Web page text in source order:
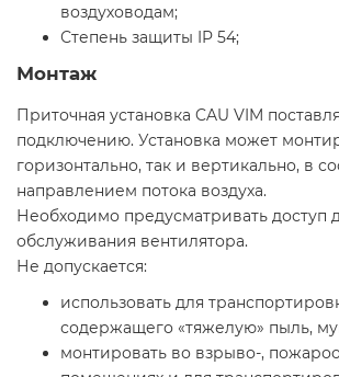
воздуховодам;
Степень защиты IP 54;
Монтаж
Приточная установка CAU VIM
подключению. Установка может
горизонтально, так и вертикально, в
направлением потока воздуха.
Необходимо предусматривать доступ
обслуживания вентилятора.
Не допускается:
использовать для
содержащего «тяжелую» пыль,
монтировать во взрыво-,